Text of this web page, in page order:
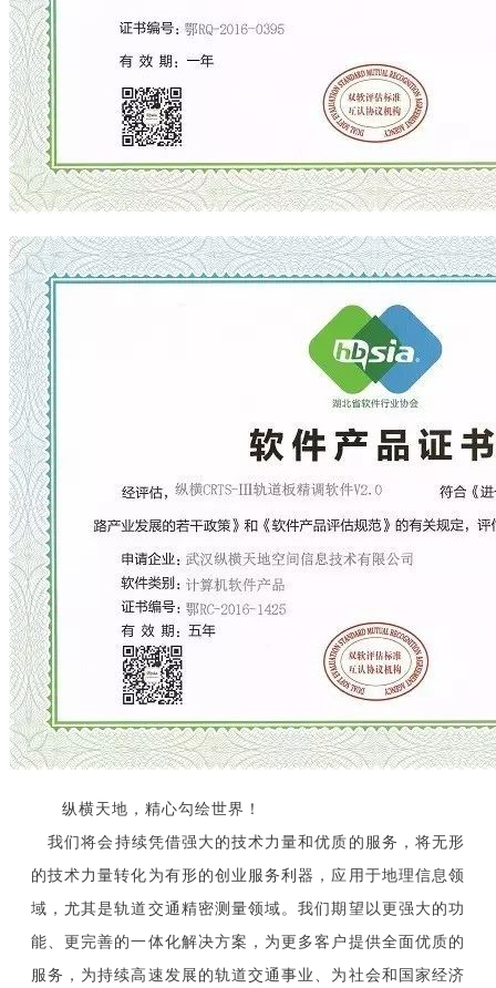
纵横天地，精心勾绘世界！
我们将会持续凭借强大的技术力量和优质的服务，将无形
的技术力量转化为有形的创业服务利器，应用于地理信息领
域，尤其是轨道交通精密测量领域。我们期望以更强大的功
能、更完善的一体化解决方案，为更多客户提供全面优质的
服务，为持续高速发展的轨道交通事业、为社会和国家经济